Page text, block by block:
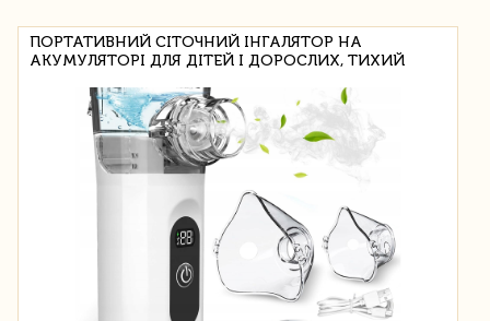
ПОРТАТИВНИЙ СІТОЧНИЙ ІНГАЛЯТОР НА
АКУМУЛЯТОРІ ДЛЯ ДІТЕЙ І ДОРОСЛИХ, ТИХИЙ